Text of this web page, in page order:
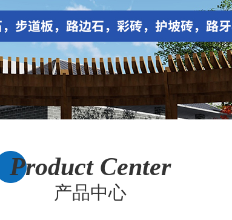
Product Center
产品中心